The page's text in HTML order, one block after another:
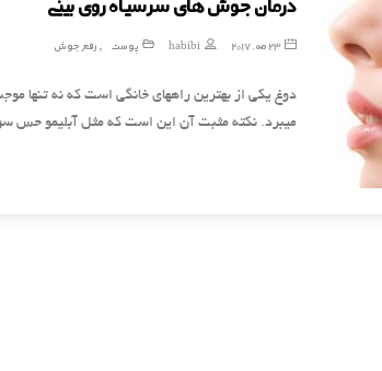
23 مه, 2017 habibi پوست ,رفع جوش
می‎برد. نکته‎ مثبت آن این است که مثل آبلیمو حس سوزن ندارد. دوغ دارای اسیدلاکتیک …